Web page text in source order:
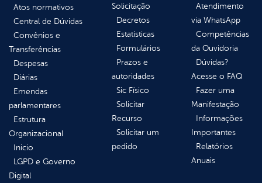
Atos normativos
Central de Dúvidas
Convênios e
Transferências
Despesas
Diárias
Emendas
parlamentares
Estrutura
Organizacional
Inicio
LGPD e Governo
Digital
Solicitação
Decretos
Estatísticas
Formulários
Prazos e
autoridades
Sic Físico
Solicitar
Recurso
Solicitar um
pedido
Atendimento
via WhatsApp
Competências
da Ouvidoria
Dúvidas?
Acesse o FAQ
Fazer uma
Manifestação
Informações
Importantes
Relatórios
Anuais